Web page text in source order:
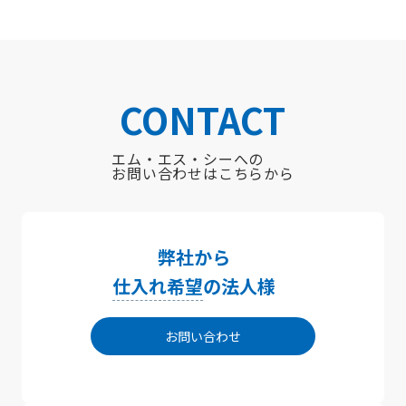
CONTACT
エム・エス・シーへの
お問い合わせはこちらから
弊社から
仕入れ希望の法人様
お問い合わせ